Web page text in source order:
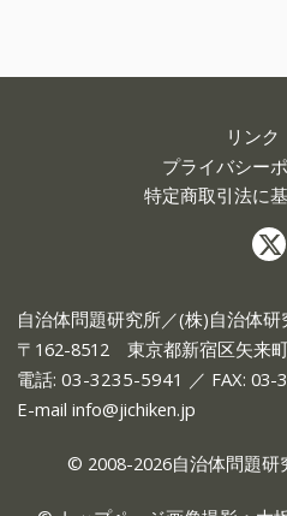
リンク
プライバシー
特定商取引法に
自治体問題研究所／(株)自治体
〒162-8512 東京都新宿区矢来
電話: 03-3235-5941 ／ FAX: 03-
E-mail info@jichiken.jp
© 2008-2026自治体問題研